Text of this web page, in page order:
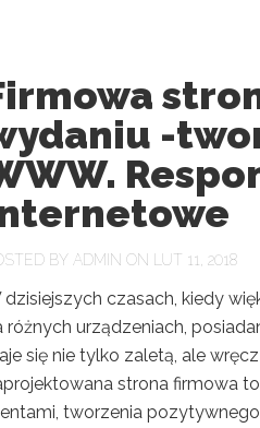
-
BY ADMIN ON LUT 11, 2018
dzisiejszych czasach, kiedy
różnych urządzeniach,
się nie tylko zaletą, ale
strona firmowa
tworzenia